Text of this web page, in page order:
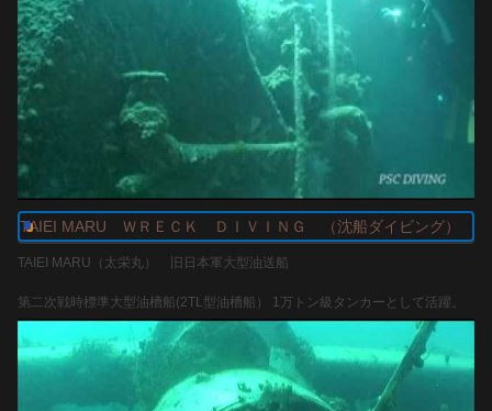
TAIEI MARU ＷＲＥＣＫ ＤＩＶＩＮＧ （沈船ダイビング）
TAIEI MARU（太栄丸） 旧日本軍大型油送船
第二次戦時標準大型油槽船(2TL型油槽船） 1万トン級タンカーとして活躍。
完成28隻内の１隻
中には空母に改装された艦もありました。
コロン湾は太平洋戦争で沈んだ沈没船が何隻もあり、貴重なダイビング・ス
ポットとなっている。水底地形状から波も潮流もおだやかな場所であり、フ